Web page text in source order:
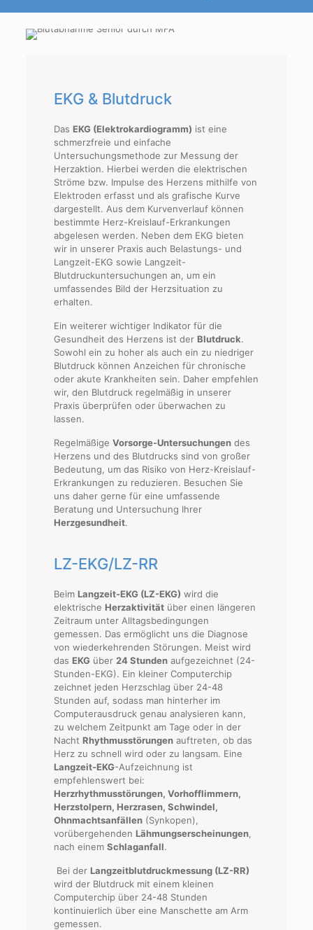
EKG & Blutdruck
DasEKG (Elektrokardiogramm) ist eine
schmerzfreie und einfache
Untersuchungsmethode zur Messung der
Herzaktion. Hierbei werden die elektrischen
Ströme bzw. Impulse des Herzens mithilfe von
Elektroden erfasst und als grafische Kurve
dargestellt. Aus dem Kurvenverlauf können
bestimmte Herz-Kreislauf-Erkrankungen
abgelesen werden. Neben dem EKG bieten
wir in unserer Praxis auch Belastungs- und
Langzeit-EKG sowie Langzeit-
Blutdruckuntersuchungen an, um ein
umfassendes Bild der Herzsituation zu
erhalten.
Ein weiterer wichtiger Indikator für die
Gesundheit des Herzens ist derBlutdruck.
Sowohl ein zu hoher als auch ein zu niedriger
Blutdruck können Anzeichen für chronische
oder akute Krankheiten sein. Daher empfehlen
wir, den Blutdruck regelmäßig in unserer
Praxis überprüfen oder überwachen zu
lassen.
RegelmäßigeVorsorge-Untersuchungen des
Herzens und des Blutdrucks sind von großer
Bedeutung, um das Risiko von Herz-Kreislauf-
Erkrankungen zu reduzieren. Besuchen Sie
uns daher gerne für eine umfassende
Beratung und Untersuchung Ihrer
Herzgesundheit.
LZ-EKG/LZ-RR
BeimLangzeit-EKG (LZ-EKG) wird die
elektrischeHerzaktivität über einen längeren
Zeitraum unter Alltagsbedingungen
gemessen. Das ermöglicht uns die Diagnose
von wiederkehrenden Störungen. Meist wird
dasEKG über 24 Stunden aufgezeichnet (24-
Stunden-EKG). Ein kleiner Computerchip
zeichnet jeden Herzschlag über 24-48
Stunden auf, sodass man hinterher im
Computerausdruck genau analysieren kann,
zu welchem Zeitpunkt am Tage oder in der
NachtRhythmusstörungen auftreten, ob das
Herz zu schnell wird oder zu langsam. Eine
Langzeit-EKG-Aufzeichnung ist
empfehlenswert bei:
Herzrhythmusstörungen, Vorhofflimmern,
Herzstolpern, Herzrasen, Schwindel,
Ohnmachtsanfällen (Synkopen),
vorübergehendenLähmungserscheinungen,
nach einemSchlaganfall.
Bei derLangzeitblutdruckmessung (LZ-RR)
wird der Blutdruck mit einem kleinen
Computerchip über 24-48 Stunden
kontinuierlich über eine Manschette am Arm
gemessen.